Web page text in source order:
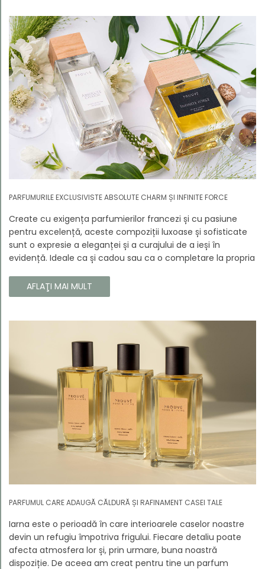
PARFUMURILE EXCLUSIVISTE ABSOLUTE CHARM ȘI INFINITE FORCE
Create cu exigența parfumierilor francezi și cu pasiune
pentru excelență, aceste compoziții luxoase și sofisticate
sunt o expresie a eleganței și a curajului de a ieși în
evidență. Ideale ca și cadou sau ca o completare la propria
să atragă atenția și să emane un caracter unic și puternic.
AFLAŢI MAI MULT
PARFUMUL CARE ADAUGĂ CĂLDURĂ ȘI RAFINAMENT CASEI TALE
Iarna este o perioadă în care interioarele caselor noastre
devin un refugiu împotriva frigului. Fiecare detaliu poate
afecta atmosfera lor și, prin urmare, buna noastră
dispoziție. De aceea am creat pentru tine un parfum